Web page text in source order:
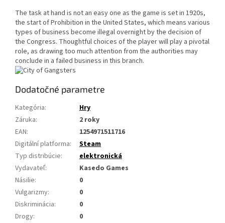
The task at hand is not an easy one as the game is set in 1920s,
the start of Prohibition in the United States, which means various
types of business become illegal overnight by the decision of
the Congress. Thoughtful choices of the player will play a pivotal
role, as drawing too much attention from the authorities may
conclude in a failed business in this branch.
Dodatočné parametre
Kategória:
Hry
Záruka:
2 roky
EAN:
1254971511716
Digitální platforma:
Steam
Typ distribúcie:
elektronická
Vydavateľ:
Kasedo Games
Násilie:
0
Vulgarizmy:
0
Diskriminácia:
0
Drogy: 0